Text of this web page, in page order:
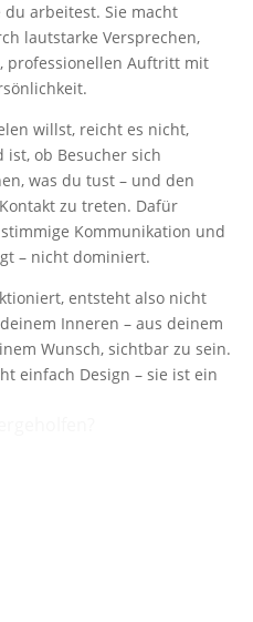
arbeitest. Sie macht
lautstarke Versprechen,
professionellen Auftritt mit
willst, reicht es nicht,
ist, ob Besucher sich
was du tust – und den
zu treten. Dafür
Kommunikation und
– nicht dominiert.
entsteht also nicht
Inneren – aus deinem
Wunsch, sichtbar zu sein.
einfach Design – sie ist ein